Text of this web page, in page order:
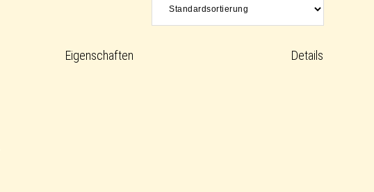
Eigenschaften Details